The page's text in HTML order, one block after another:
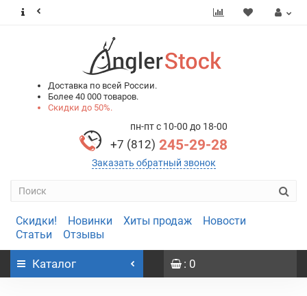
Доставка по всей России.
Более 40 000 товаров.
Скидки до 50%.
пн-пт с 10-00 до 18-00
+7 (812) 245-29-28
Заказать обратный звонок
Скидки! Новинки Хиты продаж
Новости
Статьи
Отзывы
Каталог : 0